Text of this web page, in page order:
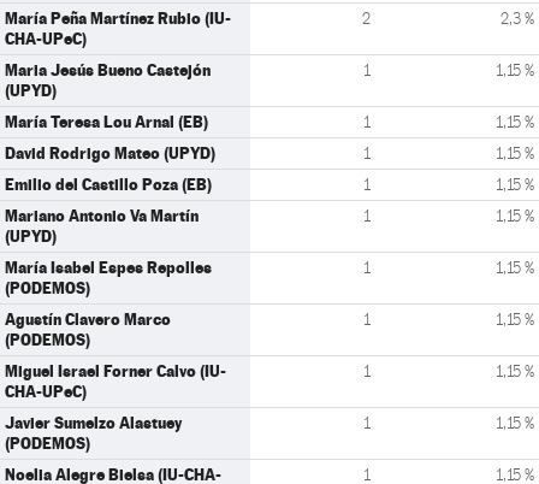
María Peña Martínez Rubio (IU-
CHA-UPeC)
2 2,3 %
Maria Jesús Bueno Castejón
(UPYD)
1 1,15 %
María Teresa Lou Arnal (EB) 1 1,15 %
David Rodrigo Mateo (UPYD) 1 1,15 %
Emilio del Castillo Poza (EB) 1 1,15 %
Mariano Antonio Va Martín
(UPYD)
1 1,15 %
María Isabel Espes Repolles
(PODEMOS)
1 1,15 %
Agustín Clavero Marco
(PODEMOS)
1 1,15 %
Miguel Israel Forner Calvo (IU-
CHA-UPeC)
1 1,15 %
Javier Sumelzo Alastuey
(PODEMOS)
1 1,15 %
Noelia Alegre Bielsa (IU-CHA-
1 1,15 %